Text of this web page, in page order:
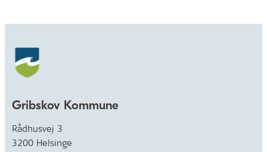
Gribskov Kommune
Rådhusvej 3
3200 Helsinge